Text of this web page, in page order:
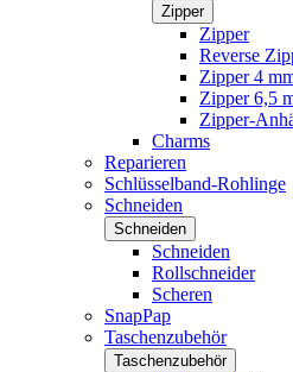
Zipper
Zipper
Reverse
Zipper 4
Zipper 6,5
Zipper-
Charms
Reparieren
Schlüsselband-Rohlinge
Schneiden
Schneiden
Schneiden
Rollschneider
Scheren
SnapPap
Taschenzubehör
Taschenzubehör